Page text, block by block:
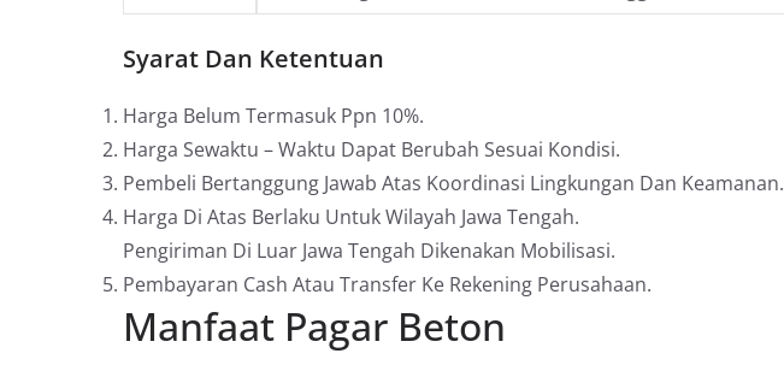
Syarat Dan Ketentuan
Harga Belum Termasuk Ppn 10%.
Harga Sewaktu – Waktu Dapat Berubah Sesuai Kondisi.
Pembeli Bertanggung Jawab Atas Koordinasi Lingkungan Dan Keamanan.
Harga Di Atas Berlaku Untuk Wilayah Jawa Tengah.
Pengiriman Di Luar Jawa Tengah Dikenakan Mobilisasi.
Pembayaran Cash Atau Transfer Ke Rekening Perusahaan.
Manfaat Pagar Beton